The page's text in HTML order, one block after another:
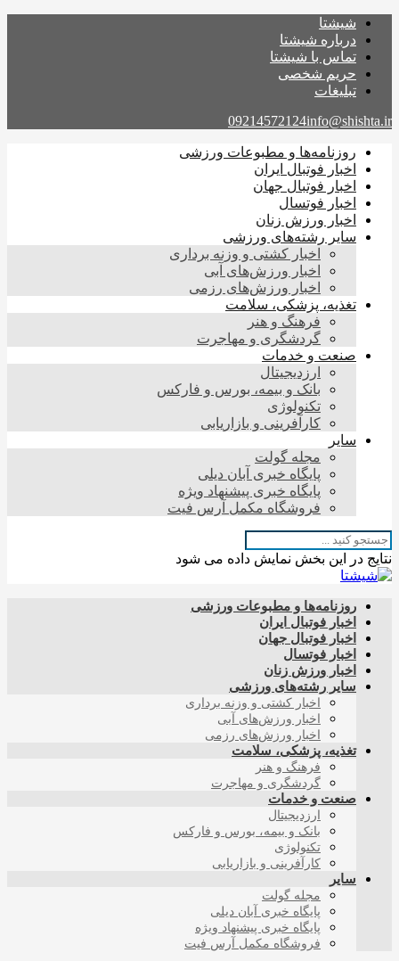
شیشتا
درباره شیشتا
تماس با شیشتا
حریم شخصی
تبلیغات
09214572124info@shishta.ir
روزنامه‌ها و مطبوعات ورزشی
اخبار فوتبال ایران
اخبار فوتبال جهان
اخبار فوتسال
اخبار ورزش زنان
سایر رشته‌های ورزشی
اخبار کشتی و وزنه برداری
اخبار ورزش‌های آبی
اخبار ورزش‌های رزمی
تغذیه، پزشکی، سلامت
فرهنگ و هنر
گردشگری و مهاجرت
صنعت و خدمات
ارزدیجیتال
بانک و بیمه، بورس و فارکس
تکنولوژی
کارآفرینی و بازاریابی
سایر
مجله گولت
پایگاه خبری آبان دیلی
پایگاه خبری پیشنهاد ویژه
فروشگاه مکمل آرس فیت
نتایج در این بخش نمایش داده می شود
روزنامه‌ها و مطبوعات ورزشی
اخبار فوتبال ایران
اخبار فوتبال جهان
اخبار فوتسال
اخبار ورزش زنان
سایر رشته‌های ورزشی
اخبار کشتی و وزنه برداری
اخبار ورزش‌های آبی
اخبار ورزش‌های رزمی
تغذیه، پزشکی، سلامت
فرهنگ و هنر
گردشگری و مهاجرت
صنعت و خدمات
ارزدیجیتال
بانک و بیمه، بورس و فارکس
تکنولوژی
کارآفرینی و بازاریابی
سایر
مجله گولت
پایگاه خبری آبان دیلی
پایگاه خبری پیشنهاد ویژه
فروشگاه مکمل آرس فیت